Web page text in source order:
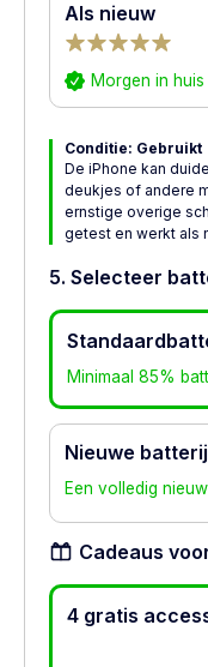
Als nieuw
Morgen in huis
Conditie: Gebruikt
De iPhone kan
deukjes of andere
ernstige overige
getest en werkt als
5. Selecteer
Minimaal 85%
Nieuwe batterij
Een volledig
Cadeaus
4 gratis